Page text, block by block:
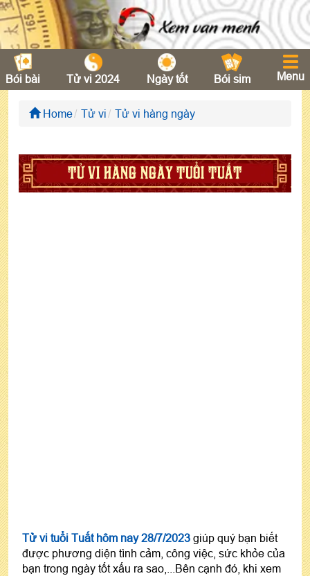
Bói bài Tử vi 2024 Ngày tốt Bói sim Menu
Home Tử vi Tử vi hàng ngày
TỬ VI HÀNG NGÀY TUỔI TUẤT
Tử vi tuổi Tuất hôm nay 28/7/2023 giúp quý bạn biết
được phương diện tình cảm, công việc, sức khỏe của
bạn trong ngày tốt xấu ra sao,...Bên cạnh đó, khi xem